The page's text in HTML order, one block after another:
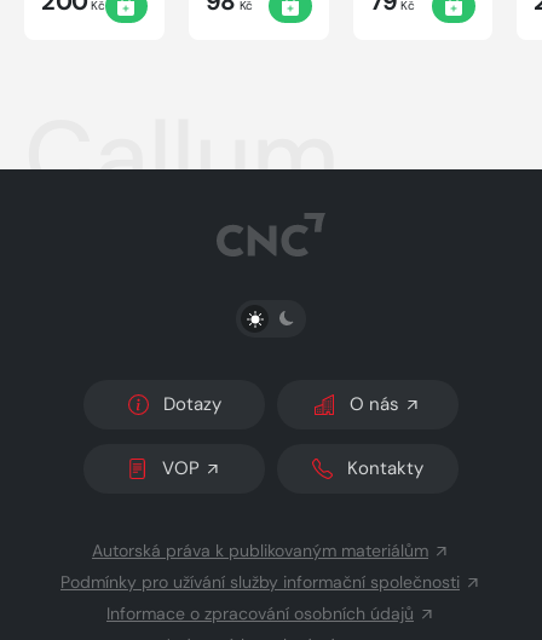
Kč Kč
mužích
Kč
Callum
PŘEPNOUT SVĚTLÝ/TMAVÝ REŽIM
Dotazy O nás
VOP Kontakty
Autorská práva k publikovaným materiálům
Podmínky pro užívání služby informační společnosti
Informace o zpracování osobních údajů